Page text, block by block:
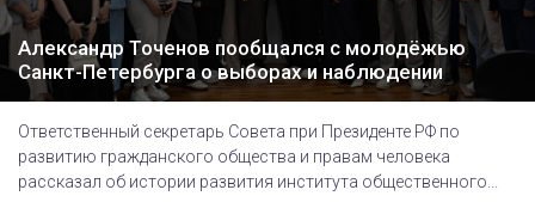
Александр Точенов пообщался с молодёжью
Санкт-Петербурга о выборах и наблюдении
Ответственный секретарь Совета при Президенте РФ по
развитию гражданского общества и правам человека
рассказал об истории развития института общественного...